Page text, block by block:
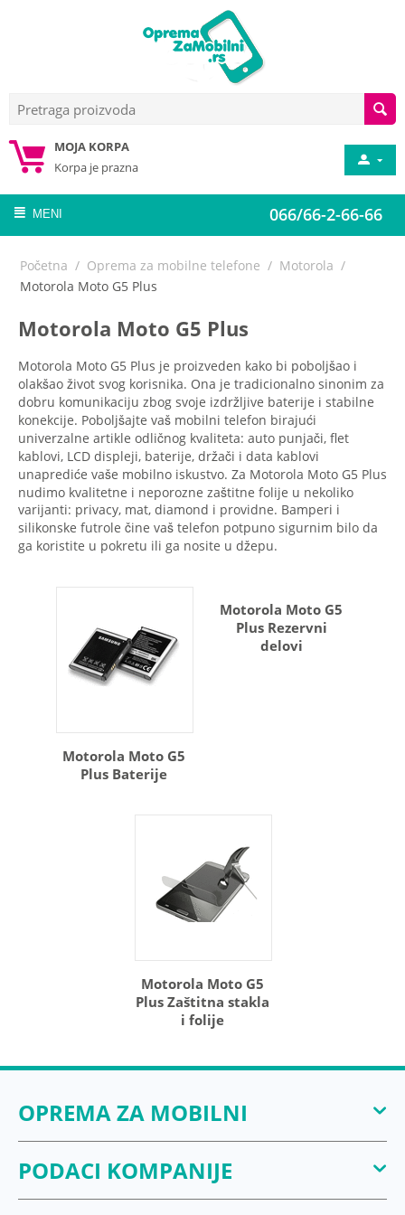
MOJA KORPA
Korpa je prazna
066/66-2-66-66
MENI
Početna / Oprema za mobilne telefone / Motorola /
Motorola Moto G5 Plus
Motorola Moto G5 Plus
Motorola Moto G5 Plus je proizveden kako bi poboljšao i
olakšao život svog korisnika. Ona je tradicionalno sinonim za
dobru komunikaciju zbog svoje izdržljive baterije i stabilne
konekcije. Poboljšajte vaš mobilni telefon birajući
univerzalne artikle odličnog kvaliteta: auto punjači, flet
kablovi, LCD displeji, baterije, držači i data kablovi
unaprediće vaše mobilno iskustvo. Za Motorola Moto G5 Plus
nudimo kvalitetne i neporozne zaštitne folije u nekoliko
varijanti: privacy, mat, diamond i providne. Bamperi i
silikonske futrole čine vaš telefon potpuno sigurnim bilo da
ga koristite u pokretu ili ga nosite u džepu.
Motorola Moto G5
Plus Baterije
Motorola Moto G5
Plus Rezervni
delovi
Motorola Moto G5
Plus Zaštitna stakla
i folije
OPREMA ZA MOBILNI
PODACI KOMPANIJE